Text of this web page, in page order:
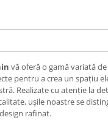
vă oferă o gamă variată
pentru a crea un spațiu
Realizate cu atenție la
ușile noastre se
rafinat.